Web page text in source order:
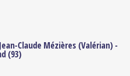
Claude Mézières (Valérian) -
(93)